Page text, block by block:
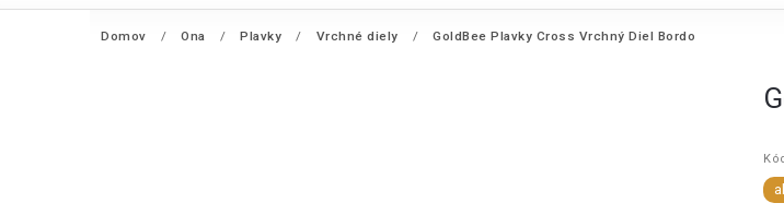
Domov / Ona / Plavky / Vrchné diely / GoldBee Plavky Cross Vrchný Diel Bordo